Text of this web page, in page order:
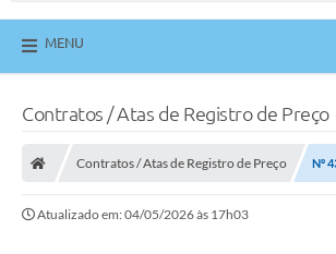
MENU
Contratos / Atas de Registro de Preço
Contratos / Atas de Registro de Preço Nº
Atualizado em: 04/05/2026 às 17h03